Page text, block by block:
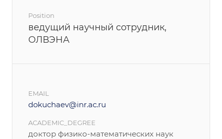
Position
ведущий научный сотрудник,
ОЛВЭНА
EMAIL
dokuchaev@inr.ac.ru
ACADEMIC_DEGREE
доктор физико-математических наук